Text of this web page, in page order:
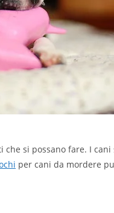
si possano fare. I
per cani da mordere